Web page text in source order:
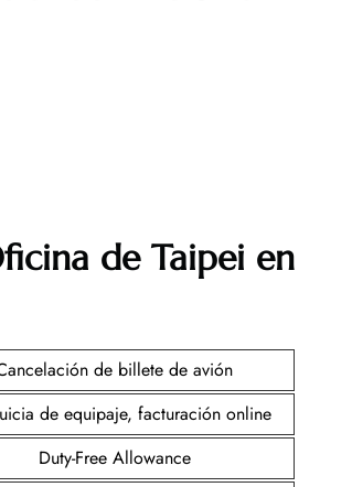
de Taipei en
de billete de avión
de equipaje, facturación online
Duty-Free Allowance